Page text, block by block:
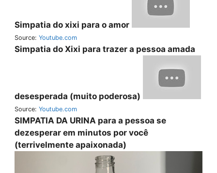
Simpatia do xixi para o amor
Source: Youtube.com
Simpatia do Xixi para trazer a pessoa amada
desesperada (muito poderosa)
Source: Youtube.com
SIMPATIA DA URINA para a pessoa se
dezesperar em minutos por você
(terrivelmente apaixonada)